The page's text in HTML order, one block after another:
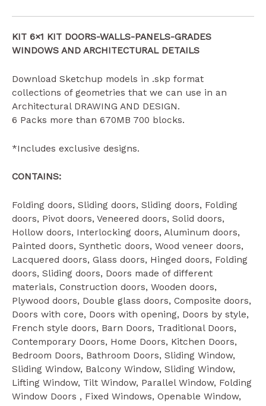
KIT 6×1 KIT DOORS-WALLS-PANELS-GRADES
WINDOWS AND ARCHITECTURAL DETAILS
Download Sketchup models in .skp format
collections of geometries that we can use in an
Architectural DRAWING AND DESIGN.
6 Packs more than 670MB 700 blocks.
*Includes exclusive designs.
CONTAINS:
Folding doors, Sliding doors, Sliding doors, Folding
doors, Pivot doors, Veneered doors, Solid doors,
Hollow doors, Interlocking doors, Aluminum doors,
Painted doors, Synthetic doors, Wood veneer doors,
Lacquered doors, Glass doors, Hinged doors, Folding
doors, Sliding doors, Doors made of different
materials, Construction doors, Wooden doors,
Plywood doors, Double glass doors, Composite doors,
Doors with core, Doors with opening, Doors by style,
French style doors, Barn Doors, Traditional Doors,
Contemporary Doors, Home Doors, Kitchen Doors,
Bedroom Doors, Bathroom Doors, Sliding Window,
Sliding Window, Balcony Window, Sliding Window,
Lifting Window, Tilt Window, Parallel Window, Folding
Window Doors , Fixed Windows, Openable Window,